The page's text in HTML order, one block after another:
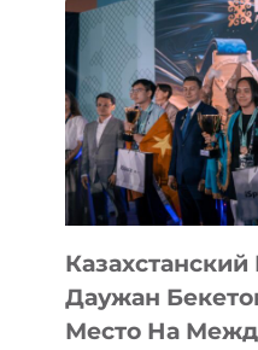
В
ИСТОРИИ
МЕДАЛЬ
НА
ПО
ИИ
Даужан
Место На